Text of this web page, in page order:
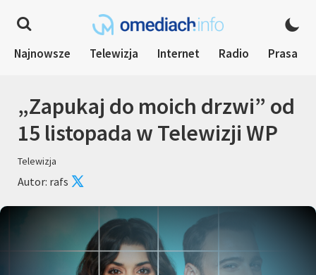
Najnowsze Telewizja Internet Radio Prasa
„Zapukaj do moich drzwi” od
15 listopada w Telewizji WP
Telewizja
Autor: rafs